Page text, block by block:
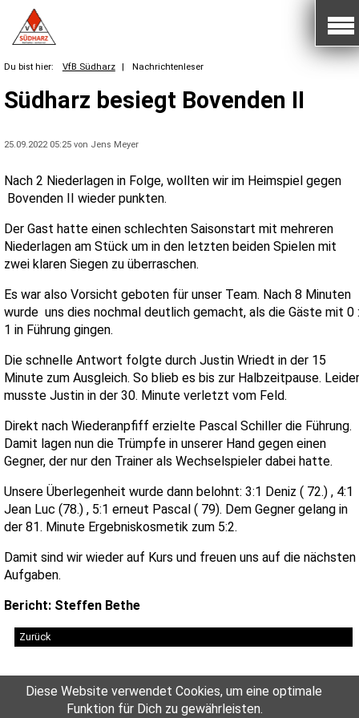
Du bist hier: VfB Südharz | Nachrichtenleser
Südharz besiegt Bovenden II
25.09.2022 05:25 von Jens Meyer
Nach 2 Niederlagen in Folge, wollten wir im Heimspiel gegen
Bovenden II wieder punkten.
Der Gast hatte einen schlechten Saisonstart mit mehreren
Niederlagen am Stück um in den letzten beiden Spielen mit
zwei klaren Siegen zu überraschen.
Es war also Vorsicht geboten für unser Team. Nach 8 Minuten
wurde uns dies nochmal deutlich gemacht, als die Gäste mit 0 :
1 in Führung gingen.
Die schnelle Antwort folgte durch Justin Wriedt in der 15
Minute zum Ausgleich. So blieb es bis zur Halbzeitpause. Leider
musste Justin in der 30. Minute verletzt vom Feld.
Direkt nach Wiederanpfiff erzielte Pascal Schiller die Führung.
Damit lagen nun die Trümpfe in unserer Hand gegen einen
Gegner, der nur den Trainer als Wechselspieler dabei hatte.
Unsere Überlegenheit wurde dann belohnt: 3:1 Deniz ( 72.) , 4:1
Jean Luc (78.) , 5:1 erneut Pascal ( 79). Dem Gegner gelang in
der 81. Minute Ergebniskosmetik zum 5:2.
Damit sind wir wieder auf Kurs und freuen uns auf die nächsten
Aufgaben.
Bericht: Steffen Bethe
Zurück
Diese Website verwendet Cookies, um eine optimale
Funktion für Dich zu gewährleisten.